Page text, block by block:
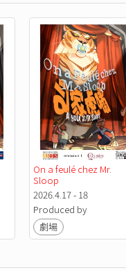
On a feulé chez Mr.
Sloop
2026.4.17 - 18
Produced by
劇場